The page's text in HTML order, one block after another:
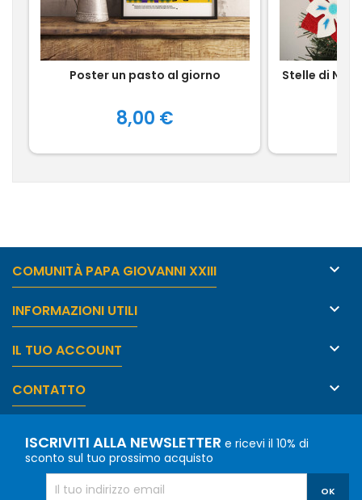
Poster un pasto al giorno
Prezzo
8,00 €
Stelle di
COMUNITÀ PAPA GIOVANNI XXIII 
INFORMAZIONI UTILI 
IL TUO ACCOUNT 
CONTATTO 
ISCRIVITI ALLA NEWSLETTER e ricevi il 10% di
sconto sul tuo prossimo acquisto